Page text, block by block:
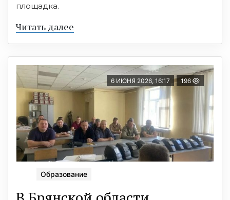
площадка.
Читать далее
6 ИЮНЯ 2026, 16:17 196
Образование